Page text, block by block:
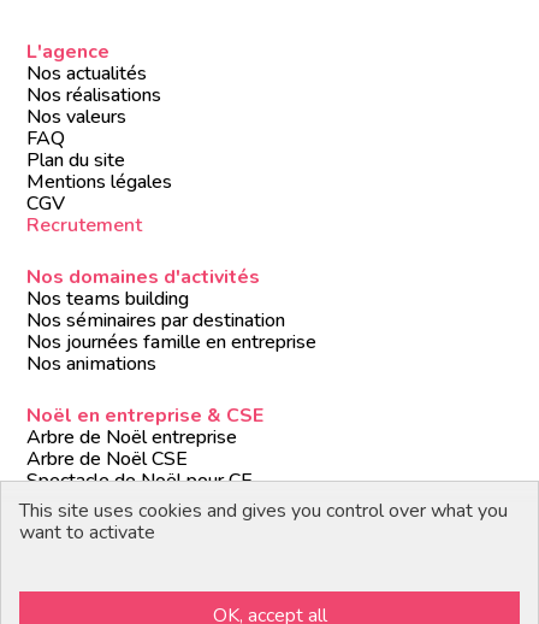
L'agence
Nos actualités
Nos réalisations
Nos valeurs
FAQ
Plan du site
Mentions légales
CGV
Recrutement
Nos domaines d'activités
Nos teams building
Nos séminaires par destination
Nos journées famille en entreprise
Nos animations
Noël en entreprise & CSE
Arbre de Noël entreprise
Arbre de Noël CSE
Spectacle de Noël pour CE
Animations de Noël entreprise
Formules de Noël clé en main
This site uses cookies and gives you control over what you
want to activate
OK, accept all